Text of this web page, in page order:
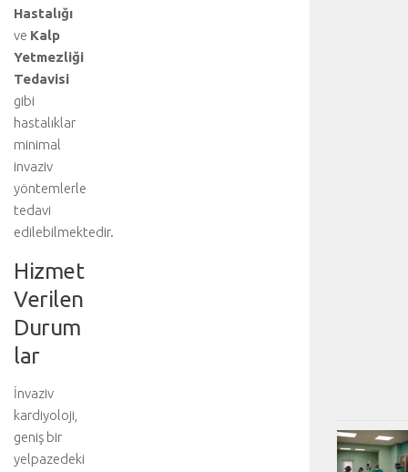
Hastalığı
ve Kalp
Yetmezliği
Tedavisi
gibi
hastalıklar
minimal
invaziv
yöntemlerle
tedavi
edilebilmektedir.
Hizmet
Verilen
Durum
lar
İnvaziv
kardiyoloji,
geniş bir
yelpazedeki